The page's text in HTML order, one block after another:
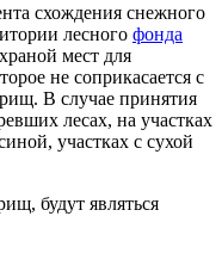
схождения снежного
лесного фонда
мест для
не соприкасается с
В случае принятия
лесах, на участках
участках с сухой
будут являться